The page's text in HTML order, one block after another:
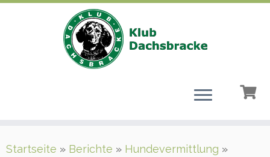
Inhalt
Startseite » Berichte » Hundevermittlung »